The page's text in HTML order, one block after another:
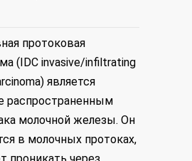
протоковая
(IDC invasive/infiltrating
является
распространенным
молочной железы. Он
в молочных протоках,